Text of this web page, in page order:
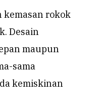
kemasan rokok
Desain
maupun
sama
kemiskinan